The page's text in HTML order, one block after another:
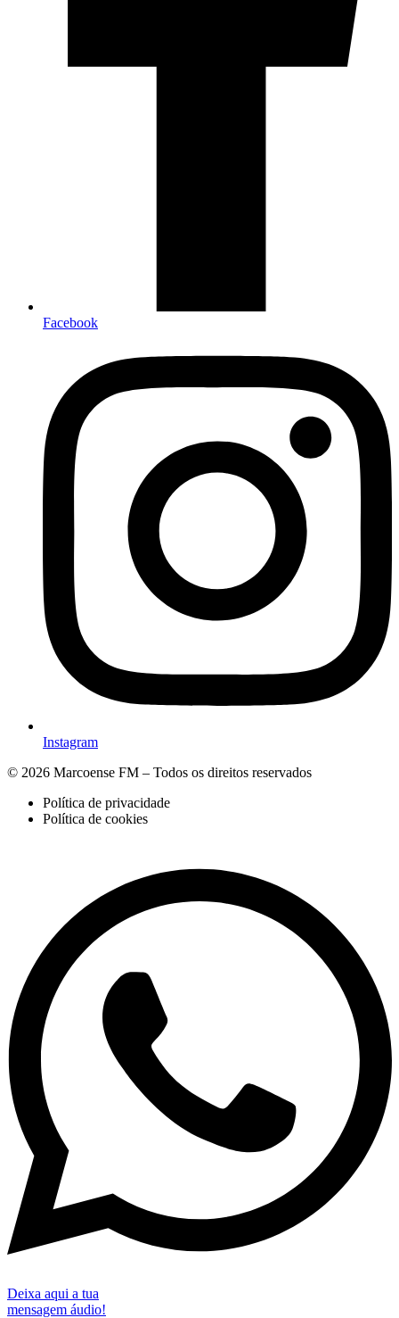
Facebook
Instagram
© 2026 Marcoense FM – Todos os direitos reservados
Política de privacidade
Política de cookies
Deixa aqui a tua
mensagem áudio!